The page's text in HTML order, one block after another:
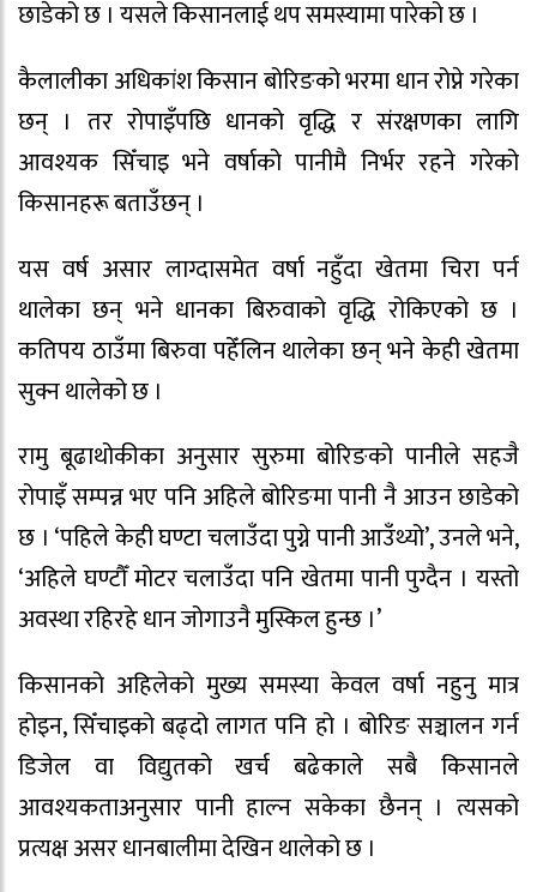
छाडेको छ । यसले किसानलाई थप समस्यामा पारेको छ ।
कैलालीका अधिकांश किसान बोरिङको भरमा धान रोप्ने गरेका
छन् । तर रोपाइँपछि धानको वृद्धि र संरक्षणका लागि
आवश्यक सिँचाइ भने वर्षाको पानीमै निर्भर रहने गरेको
किसानहरू बताउँछन् ।
यस वर्ष असार लाग्दासमेत वर्षा नहुँदा खेतमा चिरा पर्न
थालेका छन् भने धानका बिरुवाको वृद्धि रोकिएको छ ।
कतिपय ठाउँमा बिरुवा पहेँलिन थालेका छन् भने केही खेतमा
सुक्न थालेको छ ।
रामु बूढाथोकीका अनुसार सुरुमा बोरिङको पानीले सहजै
रोपाइँ सम्पन्न भए पनि अहिले बोरिङमा पानी नै आउन छाडेको
छ । ‘पहिले केही घण्टा चलाउँदा पुग्ने पानी आउँथ्यो’, उनले भने,
‘अहिले घण्टौँ मोटर चलाउँदा पनि खेतमा पानी पुग्दैन । यस्तो
अवस्था रहिरहे धान जोगाउनै मुस्किल हुन्छ ।’
किसानको अहिलेको मुख्य समस्या केवल वर्षा नहुनु मात्र
होइन, सिँचाइको बढ्दो लागत पनि हो । बोरिङ सञ्चालन गर्न
डिजेल वा विद्युतको खर्च बढेकाले सबै किसानले
आवश्यकताअनुसार पानी हाल्न सकेका छैनन् । त्यसको
प्रत्यक्ष असर धानबालीमा देखिन थालेको छ ।